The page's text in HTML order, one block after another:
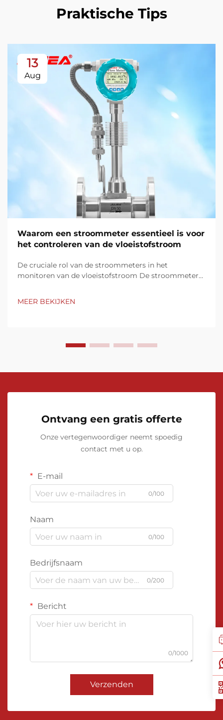
Praktische Tips
13
Aug
Waarom een stroommeter essentieel is voor
het controleren van de vloeistofstroom
De cruciale rol van de stroommeters in het
monitoren van de vloeistofstroom De stroommeters
industrieën. Hun vermogen om nauwkeurige realtime
MEER BEKIJKEN
Ontvang een gratis offerte
Onze vertegenwoordiger neemt spoedig
contact met u op.
E-mail
0/100
Naam
0/100
Bedrijfsnaam
0/200
Bericht
0/1000
Verzenden